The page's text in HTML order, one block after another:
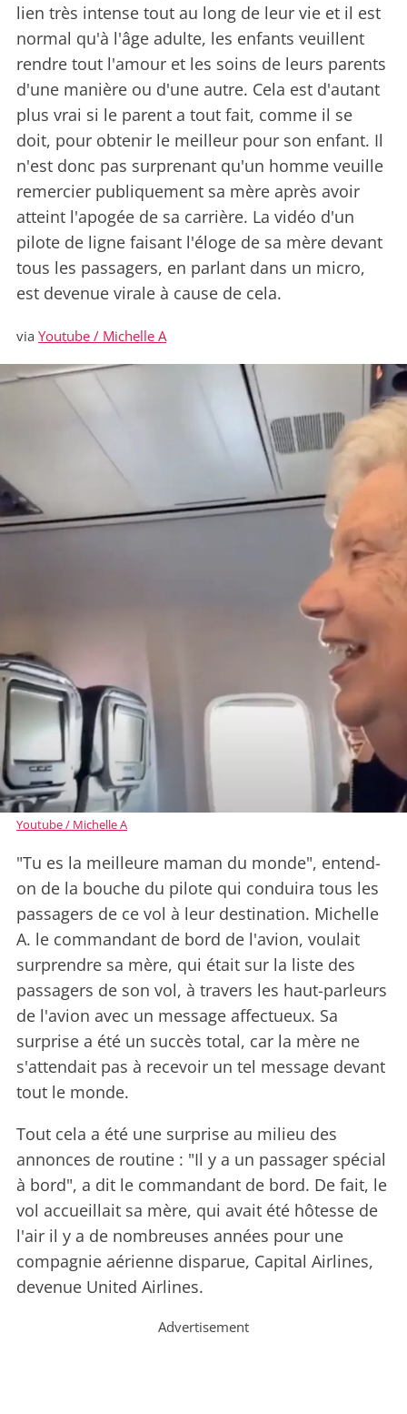
lien très intense tout au long de leur vie et il est
normal qu'à l'âge adulte, les enfants veuillent
rendre tout l'amour et les soins de leurs parents
d'une manière ou d'une autre. Cela est d'autant
plus vrai si le parent a tout fait, comme il se
doit, pour obtenir le meilleur pour son enfant. Il
n'est donc pas surprenant qu'un homme veuille
remercier publiquement sa mère après avoir
atteint l'apogée de sa carrière. La vidéo d'un
pilote de ligne faisant l'éloge de sa mère devant
tous les passagers, en parlant dans un micro,
est devenue virale à cause de cela.
via Youtube / Michelle A
Youtube / Michelle A
"Tu es la meilleure maman du monde", entend-
on de la bouche du pilote qui conduira tous les
passagers de ce vol à leur destination. Michelle
A. le commandant de bord de l'avion, voulait
surprendre sa mère, qui était sur la liste des
passagers de son vol, à travers les haut-parleurs
de l'avion avec un message affectueux. Sa
surprise a été un succès total, car la mère ne
s'attendait pas à recevoir un tel message devant
tout le monde.
Tout cela a été une surprise au milieu des
annonces de routine : "Il y a un passager spécial
à bord", a dit le commandant de bord. De fait, le
vol accueillait sa mère, qui avait été hôtesse de
l'air il y a de nombreuses années pour une
compagnie aérienne disparue, Capital Airlines,
devenue United Airlines.
Advertisement